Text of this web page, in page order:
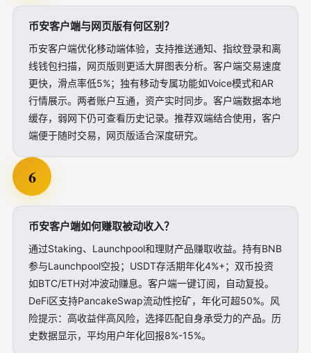
币安客户端与网页版有何区别？
币安客户端优化移动端体验，支持推送通知、指纹登录和离
线钱包扫描，网页版则更适大屏图表分析。客户端交易速度
更快，滑点率低5%；独有移动专属功能如Voice模式和AR
行情展示。两者账户互通，资产实时同步。客户端数据本地
缓存，弱网下仍可查看历史记录。推荐双端结合使用，客户
端便于随时交易，网页版适合深度研究。
6
币安客户端如何赚取被动收入？
通过Staking、Launchpool和理财产品赚取收益。持有BNB
参与Launchpool空投；USDT存活期年化4%+；双币投资
如BTC/ETH对冲波动赚息。客户端一键订阅，自动复投。
DeFi区支持PancakeSwap流动性挖矿，年化可超50%。风
险提示：高收益伴高风险，选择匹配自身承受力的产品。历
史数据显示，平均用户年化回报8%-15%。